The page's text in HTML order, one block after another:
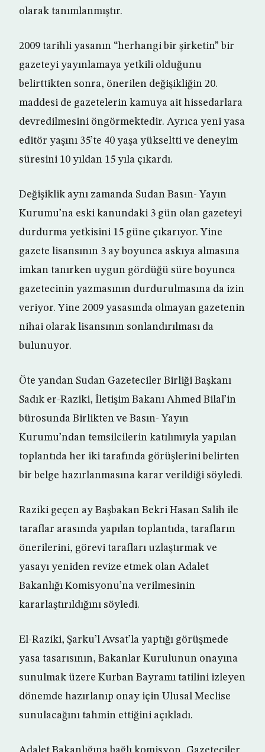
olarak tanımlanmıştır.
2009 tarihli yasanın “herhangi bir şirketin” bir
gazeteyi yayınlamaya yetkili olduğunu
belirttikten sonra, önerilen değişikliğin 20.
maddesi de gazetelerin kamuya ait hissedarlara
devredilmesini öngörmektedir. Ayrıca yeni yasa
editör yaşını 35’te 40 yaşa yükseltti ve deneyim
süresini 10 yıldan 15 yıla çıkardı.
Değişiklik aynı zamanda Sudan Basın- Yayın
Kurumu’na eski kanundaki 3 gün olan gazeteyi
durdurma yetkisini 15 güne çıkarıyor. Yine
gazete lisansının 3 ay boyunca askıya almasına
imkan tanırken uygun gördüğü süre boyunca
gazetecinin yazmasının durdurulmasına da izin
veriyor. Yine 2009 yasasında olmayan gazetenin
nihai olarak lisansının sonlandırılması da
bulunuyor.
Öte yandan Sudan Gazeteciler Birliği Başkanı
Sadık er-Raziki, İletişim Bakanı Ahmed Bilal’in
bürosunda Birlikten ve Basın- Yayın
Kurumu’ndan temsilcilerin katılımıyla yapılan
toplantıda her iki tarafında görüşlerini belirten
bir belge hazırlanmasına karar verildiği söyledi.
Raziki geçen ay Başbakan Bekri Hasan Salih ile
taraflar arasında yapılan toplantıda, tarafların
önerilerini, görevi tarafları uzlaştırmak ve
yasayı yeniden revize etmek olan Adalet
Bakanlığı Komisyonu’na verilmesinin
kararlaştırıldığını söyledi.
El-Raziki, Şarku’l Avsat’la yaptığı görüşmede
yasa tasarısının, Bakanlar Kurulunun onayına
sunulmak üzere Kurban Bayramı tatilini izleyen
dönemde hazırlanıp onay için Ulusal Meclise
sunulacağını tahmin ettiğini açıkladı.